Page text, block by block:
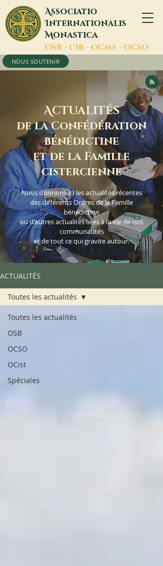
Associatio
Internationalis
Monastica
OSB - CIB - OCist - OCSO
NOUS SOUTENIR
ACTUALITÉS
de la Confédération
bénédictine
et de la Famille
cistercienne
Nous donnons ici les actualités récentes
des différents Ordres de la Famille
bénédictine
ou d'autres actualités liées à la vie de nos
communautés
et de tout ce qui gravite autour.
ACTUALITÉS
Toutes les actualités
OSB
OCSO
OCist
Spéciales
Toutes les actualités